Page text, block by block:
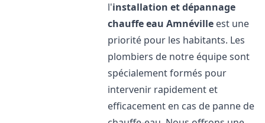
l'installation et dépannage
chauffe eau Amnéville est une
priorité pour les habitants. Les
plombiers de notre équipe sont
spécialement formés pour
intervenir rapidement et
efficacement en cas de panne de